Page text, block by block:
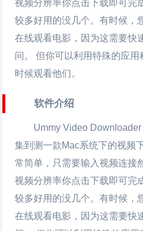
视频分辨率你点击下载即可完
较多好用的没几个。有时候，
在线观看电影，因为这需要快
问。 但你可以利用特殊的应
时候观看他们。
软件介绍
Ummy Video
集到测一款Mac系统下的视频
常简单，只需要输入视频连接
视频分辨率你点击下载即可完
较多好用的没几个。有时候，
在线观看电影，因为这需要快